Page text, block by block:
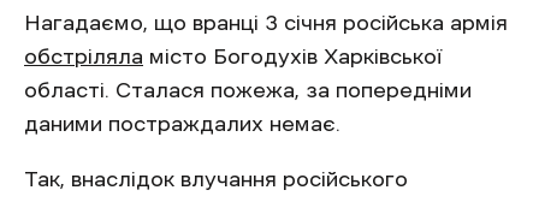
Нагадаємо, що вранці 3 січня російська армія
обстріляла місто Богодухів Харківської
області. Сталася пожежа, за попередніми
даними постраждалих немає.
Так, внаслідок влучання російського